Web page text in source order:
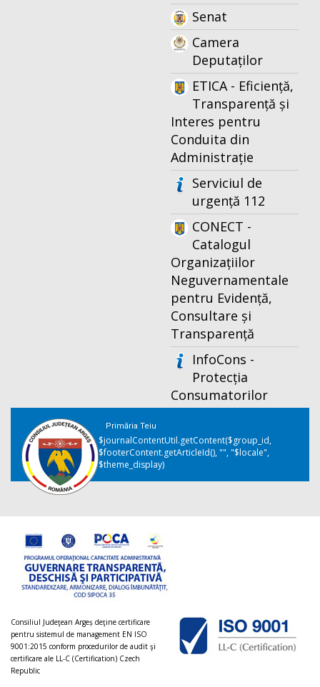
Senat
Camera
Deputaților
ETICA - Eficiență,
Transparență și
Interes pentru
Conduita din
Administrație
Serviciul de
urgență 112
CONECT -
Catalogul
Organizațiilor
Neguvernamentale
pentru Evidență,
Consultare și
Transparență
InfoCons -
Protecția
Consumatorilor
Primăria Teiu
$journalContentUtil.getContent($group_id,
$footerContent.getArticleId(), "", "$locale",
$theme_display)
Consiliul Judeţean Argeș deţine certificare
pentru sistemul de management EN ISO
9001:2015 conform procedurilor de audit şi
certificare ale LL-C (Certification) Czech
Republic